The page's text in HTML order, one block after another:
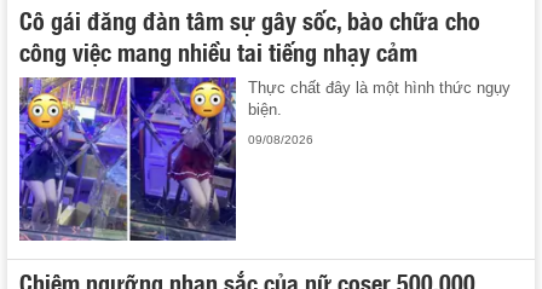
Cô gái đăng đàn tâm sự gây sốc, bào chữa cho
công việc mang nhiều tai tiếng nhạy cảm
Thực chất đây là một hình thức ngụy
biện.
09/08/2026
Chiêm ngưỡng nhan sắc của nữ coser 500.000